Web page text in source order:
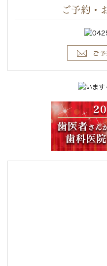
ご予約・